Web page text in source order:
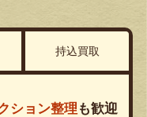
持込買取
ション整理 も歓迎